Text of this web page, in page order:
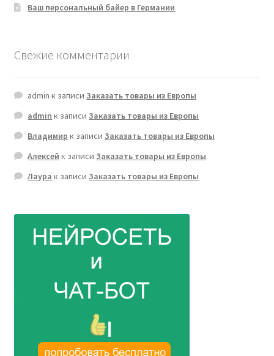
Ваш персональный байер в Германии
Свежие комментарии
admin к записиЗаказать товары из Европы
admin к записиЗаказать товары из Европы
Владимир к записиЗаказать товары из Европы
Алексей к записиЗаказать товары из Европы
Лаура к записиЗаказать товары из Европы